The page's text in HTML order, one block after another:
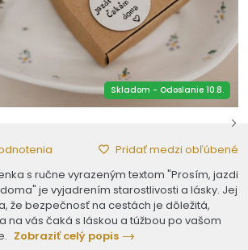
Skladom - Odoslanie 10.8.
Pridať medzi obľúbené
s ručne vyrazeným textom "Prosím, jazdi
je vyjadrením starostlivosti a lásky. Jej
že bezpečnosť na cestách je dôležitá,
na vás čaká s láskou a túžbou po vašom
Zobraziť celý popis